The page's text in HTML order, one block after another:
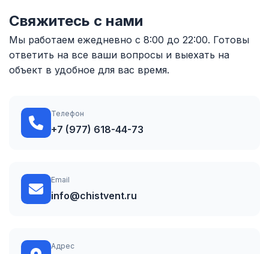
Свяжитесь с нами
Мы работаем ежедневно с 8:00 до 22:00. Готовы
ответить на все ваши вопросы и выехать на
объект в удобное для вас время.
Телефон
+7 (977) 618-44-73
Email
info@chistvent.ru
Адрес